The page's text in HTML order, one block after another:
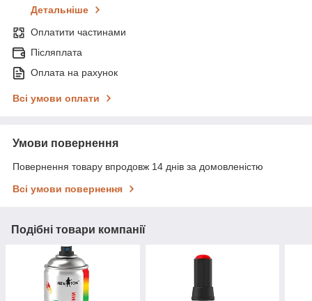
Детальніше
Оплатити частинами
Післяплата
Оплата на рахунок
Всі умови оплати
Умови повернення
Повернення товару впродовж 14 днів за домовленістю
Всі умови повернення
Подібні товари компанії